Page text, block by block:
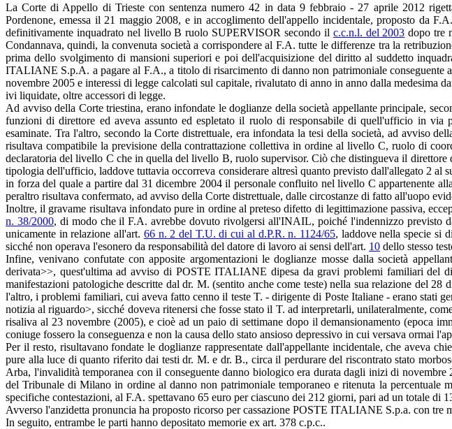
La Corte di Appello di Trieste con sentenza numero 42 in data 9 febbraio - 27 aprile 2012
Pordenone, emessa il 21 maggio 2008, e in accoglimento dell'appello incidentale, proposto da
definitivamente inquadrato nel livello B ruolo SUPERVISOR secondo il c.c.n.l. del 2003 dopo tre
Condannava, quindi, la convenuta società a corrispondere al F.A. tutte le differenze tra la
prima dello svolgimento di mansioni superiori e poi dell'acquisizione del diritto al suddetto
ITALIANE S.p.A. a pagare al F.A., a titolo di risarcimento di danno non patrimoniale conseguente
novembre 2005 e interessi di legge calcolati sul capitale, rivalutato di anno in anno dalla medesima
ivi liquidate, oltre accessori di legge.
Ad avviso della Corte triestina, erano infondate le doglianze della società appellante principale,
funzioni di direttore ed aveva assunto ed espletato il ruolo di responsabile di quell'ufficio in via
esaminate. Tra l'altro, secondo la Corte distrettuale, era infondata la tesi della società, ad avviso
risultava compatibile la previsione della contrattazione collettiva in ordine al livello C, ruolo di
declaratoria del livello C che in quella del livello B, ruolo supervisor. Ciò che distingueva il
tipologia dell'ufficio, laddove tuttavia occorreva considerare altresì quanto previsto dall'allegato 2
in forza del quale a partire dal 31 dicembre 2004 il personale confluito nel livello C appartenente
peraltro risultava confermato, ad avviso della Corte distrettuale, dalle circostanze di fatto all'uopo
Inoltre, il gravame risultava infondato pure in ordine al preteso difetto di legittimazione passiva,
n. 38/2000, di modo che il F.A. avrebbe dovuto rivolgersi all'INAIL, poiché l'indennizzo previsto
unicamente in relazione all'art. 66 n. 2 del T.U. di cui al d.P.R. n. 1124/65, laddove nella specie si
sicché non operava l'esonero da responsabilità del datore di lavoro ai sensi dell'art. 10 dello stesso
Infine, venivano confutate con apposite argomentazioni le doglianze mosse dalla società
derivata>>, quest'ultima ad avviso di POSTE ITALIANE dipesa da gravi problemi familiari del
manifestazioni patologiche descritte dal dr. M. (sentito anche come teste) nella sua relazione del
l'altro, i problemi familiari, cui aveva fatto cenno il teste T. - dirigente di Poste Italiane - erano stati
notizia al riguardo>, sicché doveva ritenersi che fosse stato il T. ad interpretarli, unilateralmente,
risaliva al 23 novembre (2005), e cioè ad un paio di settimane dopo il demansionamento (epoca
coniuge fossero la conseguenza e non la causa dello stato ansioso depressivo in cui versava ormai
Per il resto, risultavano fondate le doglianze rappresentate dall'appellante incidentale, che aveva
pure alla luce di quanto riferito dai testi dr. M. e dr. B., circa il perdurare del riscontrato stato
Arba, l'invalidità temporanea con il conseguente danno biologico era durata dagli inizi di
del Tribunale di Milano in ordine al danno non patrimoniale temporaneo e ritenuta la
specifiche contestazioni, al F.A. spettavano 65 euro per ciascuno dei 212 giorni, pari ad un totale di
Avverso l'anzidetta pronuncia ha proposto ricorso per cassazione POSTE ITALIANE S.p.a. con tre
In seguito, entrambe le parti hanno depositato memorie ex art. 378 c.p.c..